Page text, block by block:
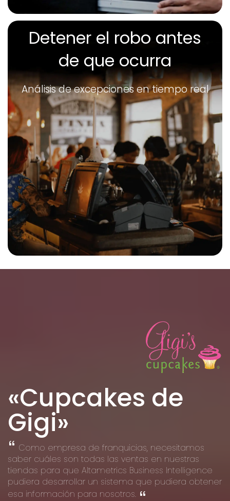
Detener el robo antes
de que ocurra
Análisis de excepciones en tiempo real
«Cupcakes de
Gigi»
Como empresa de franquicias, necesitamos
saber cuáles son todas las ventas en nuestras
tiendas para que Altametrics Business Intelligence
pudiera desarrollar un sistema que pudiera obtener
esa información para nosotros.